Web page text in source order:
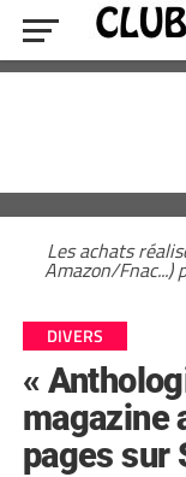
Les achats
Amazon/Fnac...)
DIVERS
«
magazine
pages sur